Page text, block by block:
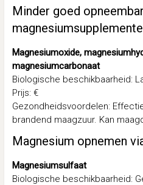
Minder goed
Magnesiumoxide,
magnesiumcarbonaat
Biologische beschikbaarheid:
Prijs: €
Gezondheidsvoordelen:
brandend maagzuur. Kan
Magnesium opnemen
Magnesiumsulfaat
Biologische beschikbaarheid: